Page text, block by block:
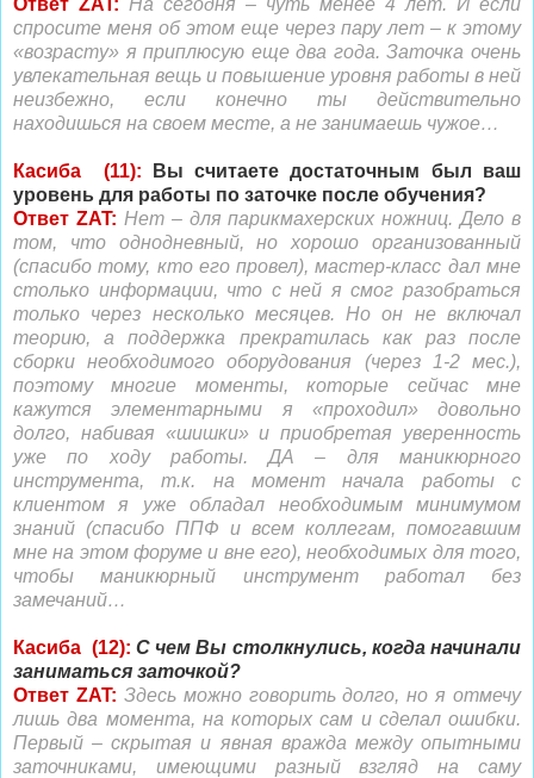
спросите меня об этом еще через пару лет – к этому
«возрасту» я приплюсую еще два года. Заточка очень
увлекательная вещь и повышение уровня работы в ней
неизбежно, если конечно ты действительно
находишься на своем месте, а не занимаешь чужое…
Касиба (11):
Вы считаете достаточным был ваш
уровень для работы по заточке после обучения?
Ответ ZAT: Нет – для парикмахерских ножниц. Дело в
том, что однодневный, но хорошо организованный
(спасибо тому, кто его провел), мастер-класс дал мне
столько информации, что с ней я смог разобраться
только через несколько месяцев. Но он не включал
теорию, а поддержка прекратилась как раз после
сборки необходимого оборудования (через 1-2 мес.),
поэтому многие моменты, которые сейчас мне
кажутся элементарными я «проходил» довольно
долго, набивая «шишки» и приобретая уверенность
уже по ходу работы. ДА – для маникюрного
инструмента, т.к. на момент начала работы с
клиентом я уже обладал необходимым минимумом
знаний (спасибо ППФ и всем коллегам, помогавшим
мне на этом форуме и вне его), необходимых для того,
чтобы маникюрный инструмент работал без
замечаний…
Касиба (12): С чем Вы столкнулись, когда начинали
заниматься заточкой?
Ответ ZAT: Здесь можно говорить долго, но я отмечу
лишь два момента, на которых сам и сделал ошибки.
Первый – скрытая и явная вражда между опытными
заточниками, имеющими разный взгляд на саму